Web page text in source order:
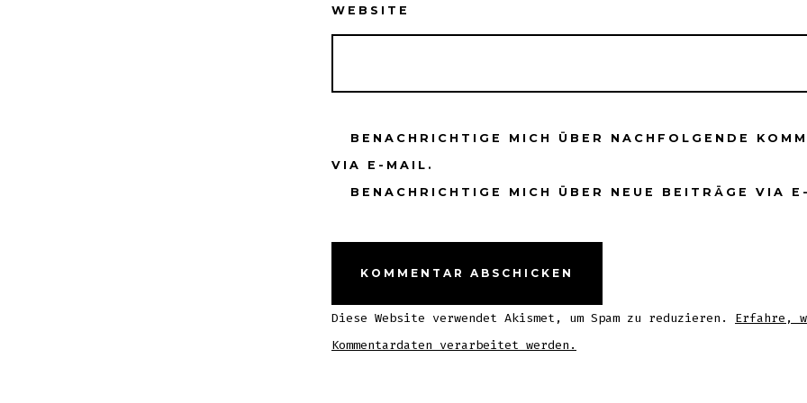
WEBSITE
BENACHRICHTIGE MICH ÜBER NACHFOLGENDE
VIA E-MAIL.
BENACHRICHTIGE MICH ÜBER NEUE BEITRÄGE VIA
Diese Website verwendet Akismet, um Spam zu reduzieren. Erfahre,
Kommentardaten verarbeitet werden.